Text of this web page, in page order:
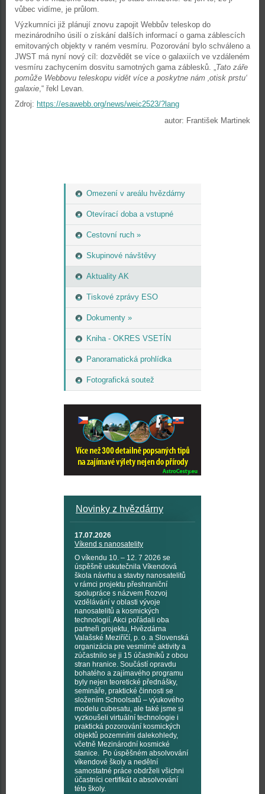
Omezení v areálu hvězdárny
Otevírací doba a vstupné
Cestovní ruch »
Skupinové návštěvy
Aktuality AK
Tiskové zprávy ESO
Dokumenty »
Kniha - OKRES VSETÍN
Panoramatická prohlídka
Fotografická soutež
Novinky z hvězdárny
17.07.2026
Víkend s nanosatelity
O víkendu 10. – 12. 7 2026 se
úspěšně uskutečnila Víkendová
škola návrhu a stavby nanosatelitů
v rámci projektu přeshraniční
spolupráce s názvem Rozvoj
vzdělávání v oblasti vývoje
nanosatelitů a kosmických
technologií. Akci pořádali oba
partneři projektu, Hvězdárna
Valašské Meziříčí, p. o. a Slovenská
organizácia pre vesmírné aktivity a
zúčastnilo se ji 15 účastníků z obou
stran hranice. Součástí opravdu
bohatého a zajímavého programu
byly nejen teoretické přednášky,
semináře, praktické činnosti se
složením Schoolsatů – výukového
modelu cubesatu, ale také jsme si
vyzkoušeli virtuální technologie i
praktická pozorování kosmických
objektů pozemními dalekohledy,
včetně Mezinárodní kosmické
stanice. Po úspěšném absolvování
víkendové školy a nedělní
samostatné práce obdrželi všichni
účastníci certifikát o absolvování
této školy.
vůbec vidíme, je průlom.
Výzkumníci již plánují znovu zapojit Webbův teleskop do
mezinárodního úsilí o získání dalších informací o gama záblescích
emitovaných objekty v raném vesmíru. Pozorování bylo schváleno a
JWST má nyní nový cíl: dozvědět se více o galaxiích ve vzdáleném
vesmíru zachycením dosvitu samotných gama záblesků. „Tato záře
pomůže Webbovu teleskopu vidět více a poskytne nám ‚otisk prstu‘
galaxie,“ řekl Levan.
Zdroj: https://esawebb.org/news/weic2523/?lang
autor: František Martinek